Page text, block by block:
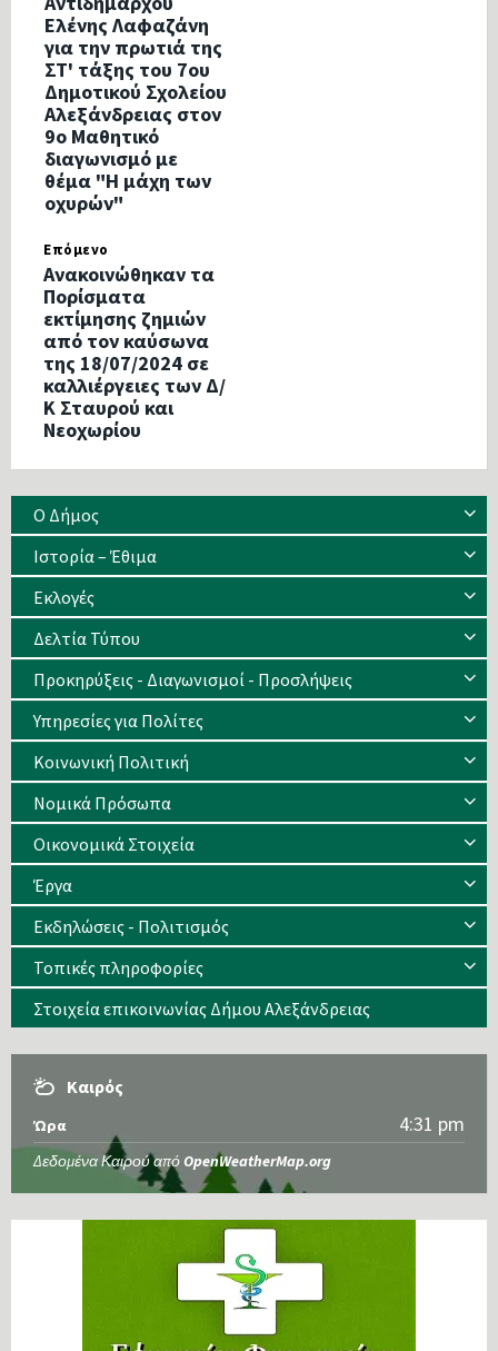
Ελένης Λαφαζάνη
για την πρωτιά της
ΣΤ' τάξης του 7ου
Δημοτικού Σχολείου
Αλεξάνδρειας στον
9ο Μαθητικό
διαγωνισμό με
θέμα "Η μάχη των
οχυρών"
Επόμενο
Ανακοινώθηκαν τα
Πορίσματα
εκτίμησης ζημιών
από τον καύσωνα
της 18/07/2024 σε
καλλιέργειες των Δ/
Κ Σταυρού και
Νεοχωρίου
Ο Δήμος
Ιστορία – Έθιμα
Eκλογές
Δελτία Τύπου
Προκηρύξεις - Διαγωνισμοί - Προσλήψεις
Υπηρεσίες για Πολίτες
Κοινωνική Πολιτική
Νομικά Πρόσωπα
Οικονομικά Στοιχεία
Έργα
Εκδηλώσεις - Πολιτισμός
Τοπικές πληροφορίες
Στοιχεία επικοινωνίας Δήμου Αλεξάνδρειας
Καιρός
Ώρα 4:31 pm
Δεδομένα Καιρού από OpenWeatherMap.org